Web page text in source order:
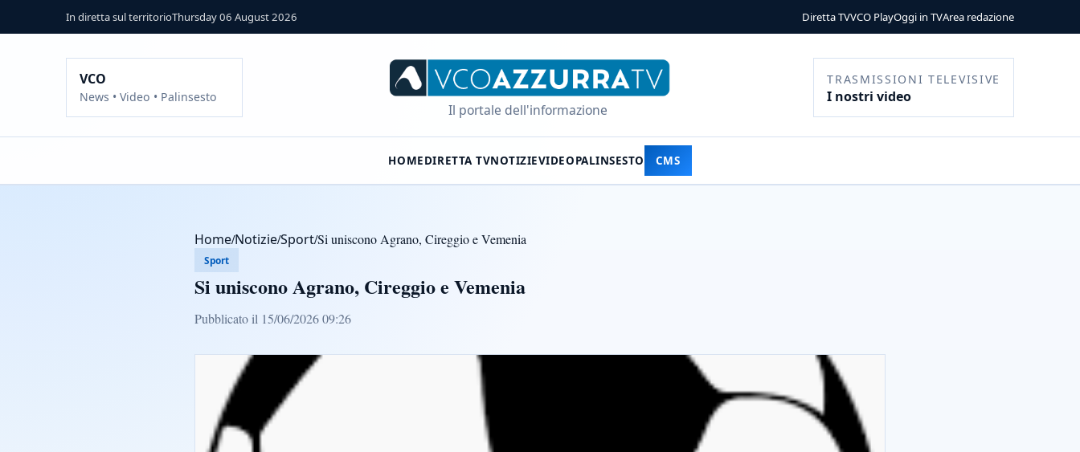
In diretta sul territorioThursday 06 August 2026 Diretta TVVCO PlayOggi in TVArea redazione
VCO
News • Video • Palinsesto
Il portale dell'informazione
TRASMISSIONI TELEVISIVE
I nostri video
HOMEDIRETTA TVNOTIZIEVIDEOPALINSESTO CMS
Home/Notizie/Sport/Si uniscono Agrano, Cireggio e Vemenia
Sport
Si uniscono Agrano, Cireggio e Vemenia
Pubblicato il 15/06/2026 09:26